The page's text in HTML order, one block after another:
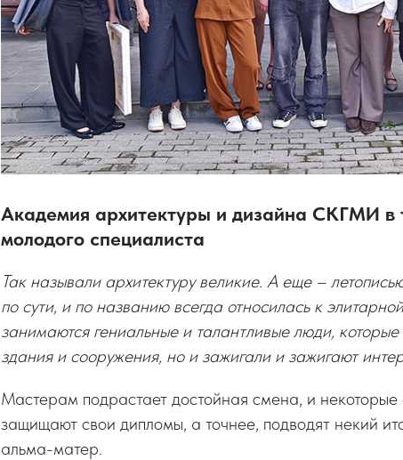
Академия архитектуры и дизайна СКГМИ в
молодого специалиста
Так называли архитектуру великие. А еще –
по сути, и по названию всегда относилась к
занимаются гениальные и талантливые люди,
здания и сооружения, но и зажигали и зажигают
Мастерам подрастает достойная смена, и
защищают свои дипломы, а точнее, подводят некий
альма-матер.